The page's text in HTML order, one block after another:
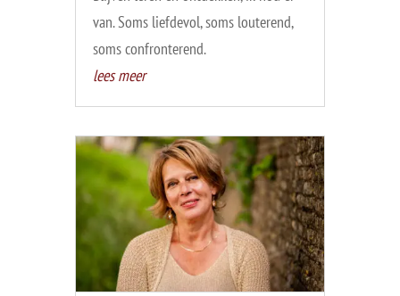
van. Soms liefdevol, soms louterend,
soms confronterend.
lees meer